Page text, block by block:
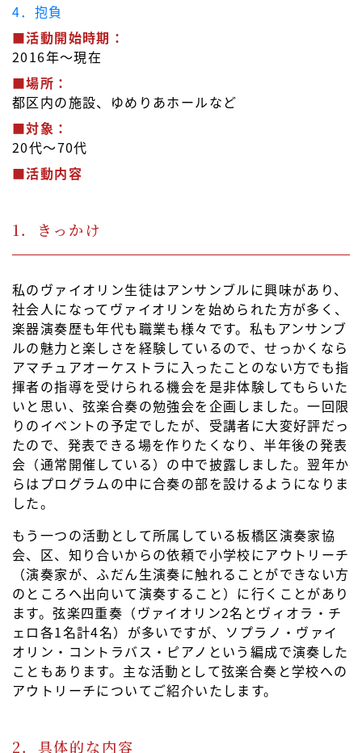
4．抱負
■活動開始時期：
2016年～現在
■場所：
都区内の施設、ゆめりあホールなど
■対象：
20代～70代
■活動内容
1．きっかけ
私のヴァイオリン生徒はアンサンブルに興味があり、
社会人になってヴァイオリンを始められた方が多く、
楽器演奏歴も年代も職業も様々です。私もアンサンブ
ルの魅力と楽しさを経験しているので、せっかくなら
アマチュアオーケストラに入ったことのない方でも指
揮者の指導を受けられる機会を是非体験してもらいた
いと思い、弦楽合奏の勉強会を企画しました。一回限
りのイベントの予定でしたが、受講者に大変好評だっ
たので、発表できる場を作りたくなり、半年後の発表
会（通常開催している）の中で披露しました。翌年か
らはプログラムの中に合奏の部を設けるようになりま
した。
もう一つの活動として所属している板橋区演奏家協
会、区、知り合いからの依頼で小学校にアウトリーチ
（演奏家が、ふだん生演奏に触れることができない方
のところへ出向いて演奏すること）に行くことがあり
ます。弦楽四重奏（ヴァイオリン2名とヴィオラ・チ
ェロ各1名計4名）が多いですが、ソプラノ・ヴァイ
オリン・コントラバス・ピアノという編成で演奏した
こともあります。主な活動として弦楽合奏と学校への
アウトリーチについてご紹介いたします。
2．具体的な内容